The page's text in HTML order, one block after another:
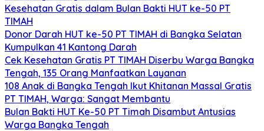
Kesehatan Gratis dalam Bulan Bakti HUT ke-50 PT
TIMAH
Donor Darah HUT ke-50 PT TIMAH di Bangka Selatan
Kumpulkan 41 Kantong Darah
Cek Kesehatan Gratis PT TIMAH Diserbu Warga Bangka
Tengah, 135 Orang Manfaatkan Layanan
108 Anak di Bangka Tengah Ikut Khitanan Massal Gratis
PT TIMAH, Warga: Sangat Membantu
Bulan Bakti HUT Ke-50 PT Timah Disambut Antusias
Warga Bangka Tengah